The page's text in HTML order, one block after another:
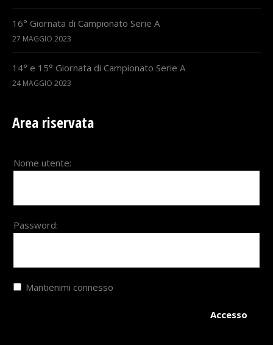
16° Giornata di Campionato Serie A
27 MAGGIO 2023
14° e 15° Giornata di Campionato Serie A
24 MAGGIO 2023
Area riservata
Nome utente:
Password:
Mantienimi connesso
Accesso